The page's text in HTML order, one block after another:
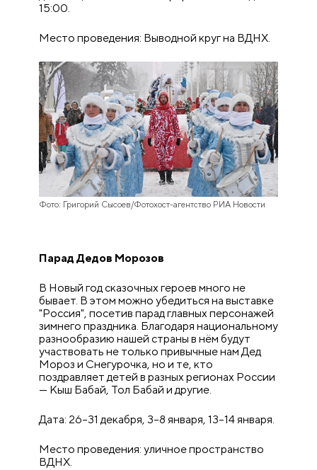
15:00.
Место проведения: Выводной круг на ВДНХ.
Фото: Григорий Сысоев/Фотохост-агентство РИА Новости
Парад Дедов Морозов
В Новый год сказочных героев много не
бывает. В этом можно убедиться на выставке
"Россия", посетив парад главных персонажей
зимнего праздника. Благодаря национальному
разнообразию нашей страны в нём будут
участвовать не только привычные нам Дед
Мороз и Снегурочка, но и те, кто
поздравляет детей в разных регионах России
— Кыш Бабай, Тол Бабай и другие.
Дата: 26–31 декабря, 3–8 января, 13–14 января.
Место проведения: уличное пространство
ВДНХ.